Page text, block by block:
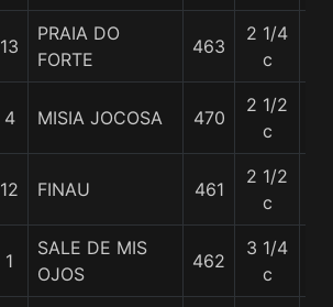
13
PRAIA DO
FORTE
463
2 1/4
c
4 MISIA JOCOSA 470
2 1/2
c
12 FINAU 461
2 1/2
c
1
SALE DE MIS
OJOS
462
3 1/4
c